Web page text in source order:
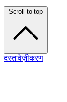
Scroll to top
दस्तावेज़ीकरण